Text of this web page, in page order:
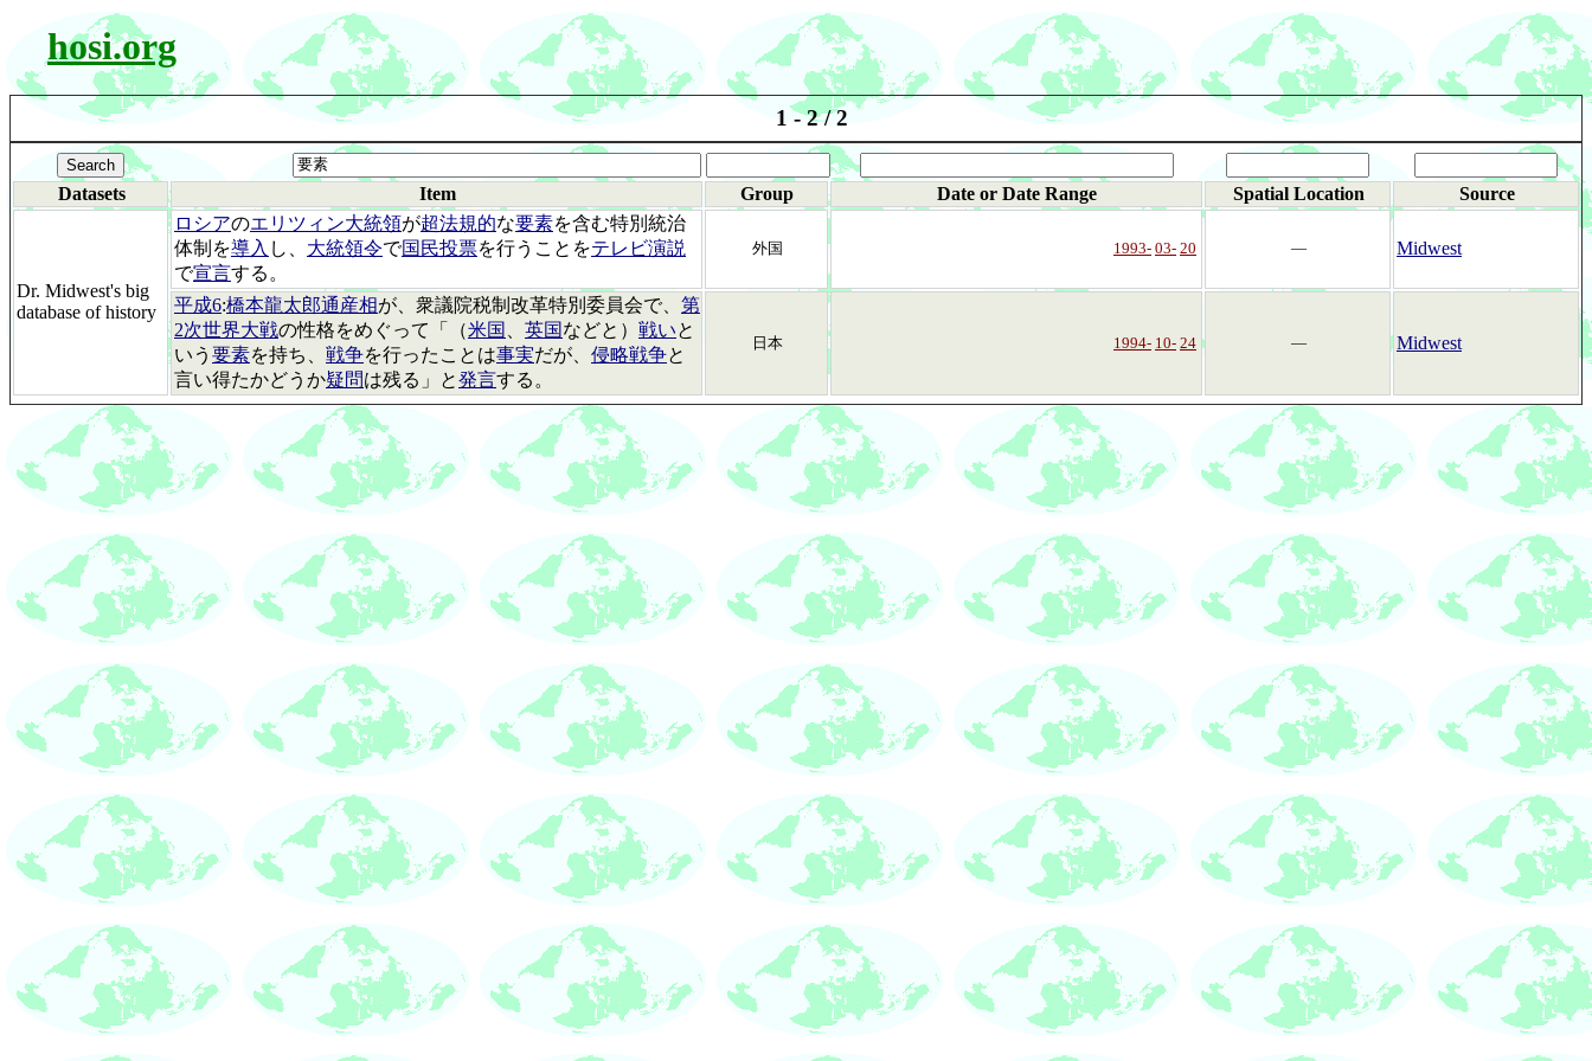
hosi.org
1 - 2 / 2
Datasets Item Group Date or Date Range Spatial Location Source
Dr. Midwest's big
database of history
ロシアのエリツィン大統領が超法規的な要素を含む特別統治
体制を導入 し、 大統領令で国民投票を行うことをテレビ演説
で宣言する。
外国 1993- 03- 20 ― Midwest
平成6:橋本龍太郎通産相が、衆議院税制改革特別委員会で、 第
2次世界大戦の性格をめぐって「（米国 英国 などと） 戦いと
いう 要素を持ち、 戦争を行ったことは事実だが、 侵略戦争と
言い得たかどうか疑問は残る」と発言する。
日本 1994- 10- 24 ― Midwest